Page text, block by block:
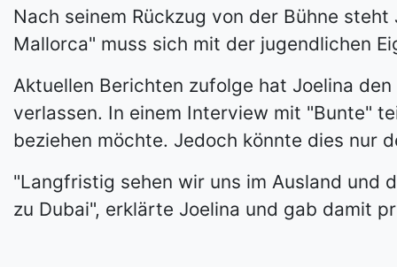
Nach seinem Rückzug von der Bühne
Mallorca" muss sich mit der jugendlichen
Aktuellen Berichten zufolge hat Joelina
verlassen. In einem Interview mit "Bunte"
beziehen möchte. Jedoch könnte dies nur
"Langfristig sehen wir uns im Ausland und
zu Dubai", erklärte Joelina und gab damit